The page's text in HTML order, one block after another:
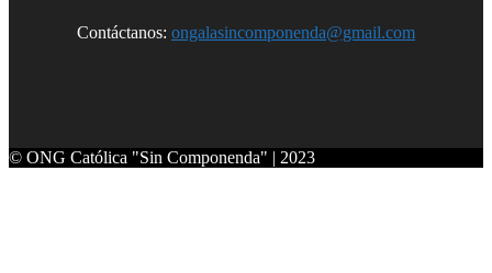
Contáctanos: ongalasincomponenda@gmail.com
© ONG Católica "Sin Componenda" | 2023